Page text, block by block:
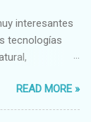
interesantes
tecnologías
READ MORE »